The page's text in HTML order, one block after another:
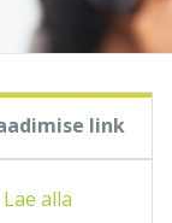
link
Lae alla